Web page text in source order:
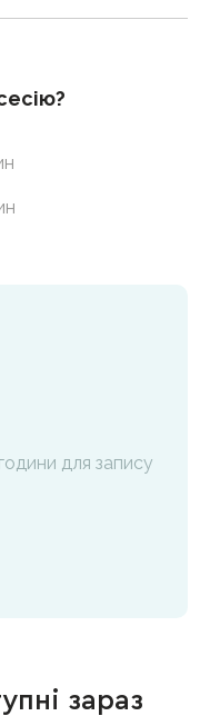
для запису
зараз